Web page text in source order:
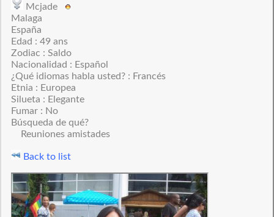
Mcjade
Malaga
España
Edad : 49 ans
Zodiac : Saldo
Nacionalidad : Español
¿Qué idiomas habla usted? : Francés
Etnia : Europea
Silueta : Elegante
Fumar : No
Búsqueda de qué?
Reuniones amistades
Back to list